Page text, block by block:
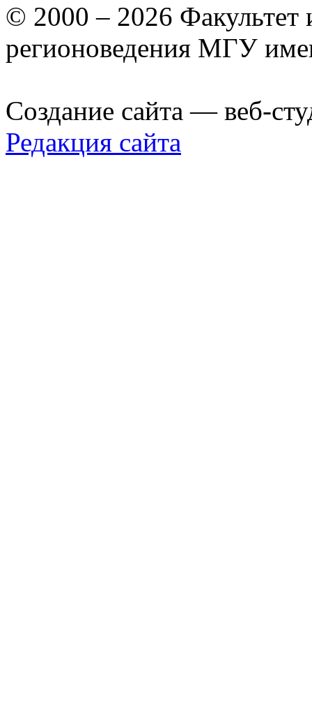
© 2000 – 2026 Факультет
регионоведения МГУ
Создание сайта — веб-
Редакция сайта